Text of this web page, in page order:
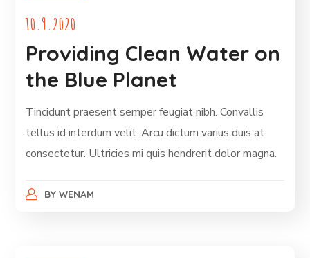
10.9.2020
Providing Clean Water on
the Blue Planet
Tincidunt praesent semper feugiat nibh. Convallis
tellus id interdum velit. Arcu dictum varius duis at
consectetur. Ultricies mi quis hendrerit dolor magna.
BY WENAM